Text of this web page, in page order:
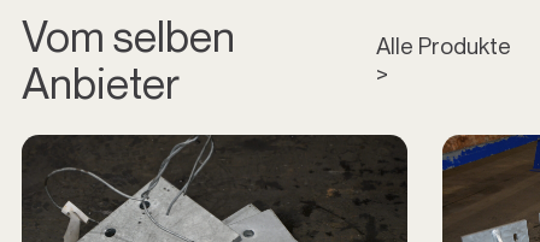
Vom selben
Anbieter
Alle Produkte
>